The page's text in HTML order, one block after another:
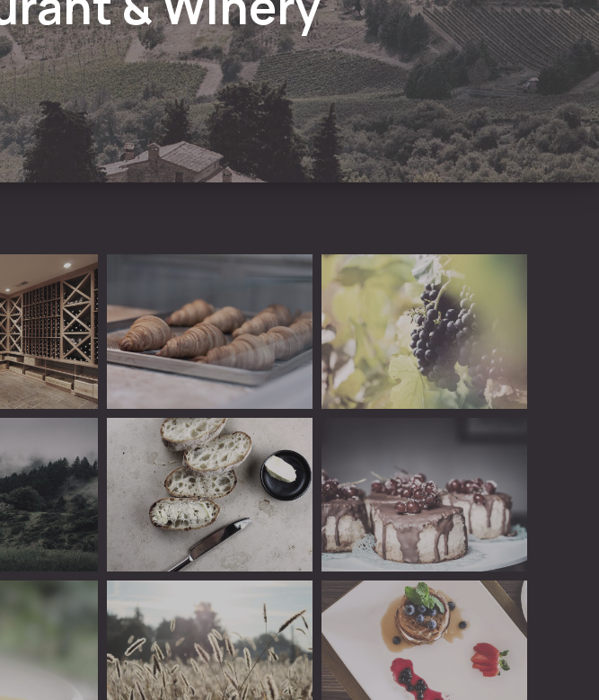
Linguini
Teaspoonful of Picked Brussels Sprouts with Ham
Linguini